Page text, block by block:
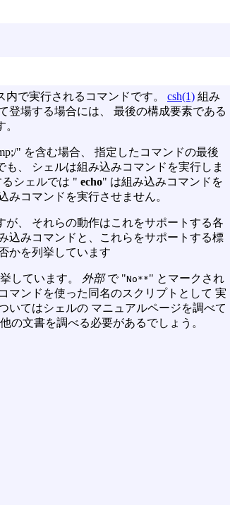
で実行されるコマンドです。 csh(1) 組み
登場する場合には、 最後の構成要素である
" を含む場合、 指定したコマンドの最後
、 シェルは組み込みコマンドを実行しま
シェルでは " echo" は組み込みコマンドを
みコマンドを実行させません。
、 それらの動作はこれをサポートする各
込みコマンドと、これらをサポートする標
かを列挙しています
しています。 外部で "No**" とマークされ
マンドを使った同名のスクリプトとして 実
いてはシェルの マニュアルページを調べて
の文書を調べる必要があるでしょう。